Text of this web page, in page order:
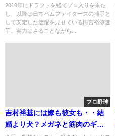
調査
2019年にドラフトを経てプロ入りを果た
し、以降は日本ハムファイターズの捕手と
して安定した活躍を見せている田宮裕涼選
手。実力はさることながら...
プロ野球
吉村裕基には嫁も彼女も・・結
婚より犬？メガネと筋肉のギャ